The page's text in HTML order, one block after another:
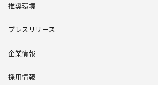
推奨環境
プレスリリース
企業情報
採用情報